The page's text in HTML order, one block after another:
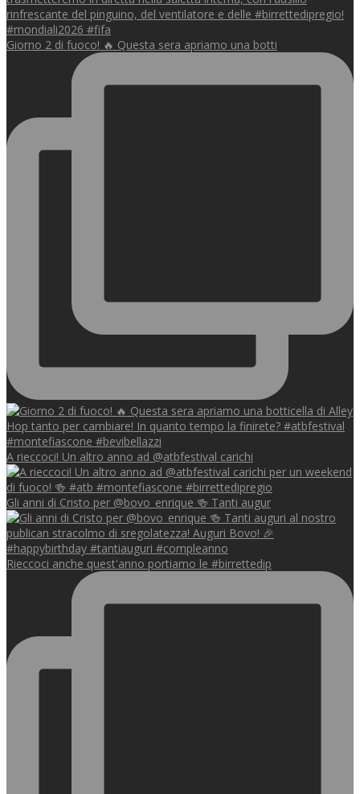
Giorno 2 di fuoco! 🔥 Questa sera apriamo una botti
A rieccoci! Un altro anno ad @atbfestival carichi
Gli anni di Cristo per @bovo_enrique 🍻 Tanti augur
Rieccoci anche quest'anno portiamo le #birrettedip